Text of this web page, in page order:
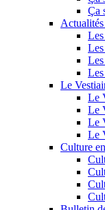
Ça
Le
Le
Le
Le
Le
Culture